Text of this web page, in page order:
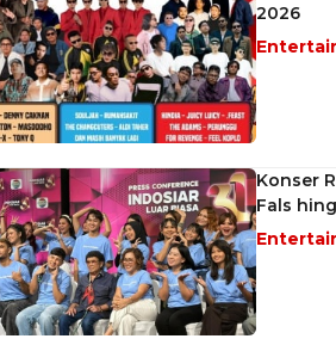
2026
Konser
Fals